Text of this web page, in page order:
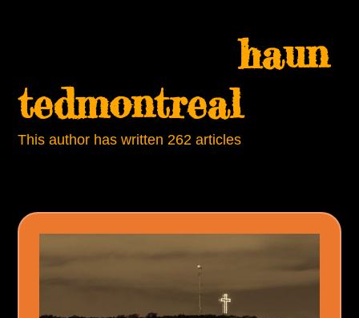
haun
tedmontreal
This author has written 262 articles